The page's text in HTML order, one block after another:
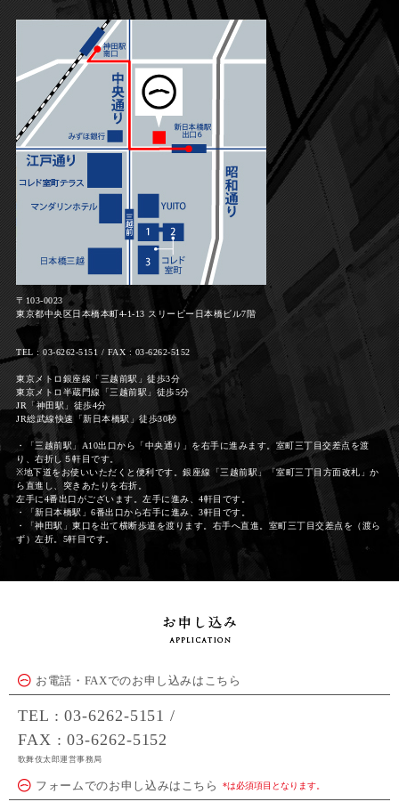
〒103-0023
東京都中央区日本橋本町4-1-13 スリーピー日本橋ビル7階
TEL : 03-6262-5151 / FAX : 03-6262-5152
東京メトロ銀座線「三越前駅」徒歩3分
東京メトロ半蔵門線「三越前駅」徒歩5分
JR「神田駅」徒歩4分
JR総武線快速「新日本橋駅」徒歩30秒
・「三越前駅」A10出口から「中央通り」を右手に進みます。室町三丁目交差点を渡
り、右折し５軒目です。
※地下道をお使いいただくと便利です。銀座線「三越前駅」「室町三丁目方面改札」か
ら直進し、突きあたりを右折。
左手に4番出口がございます。左手に進み、4軒目です。
・「新日本橋駅」6番出口から右手に進み、3軒目です。
・「神田駅」東口を出て横断歩道を渡ります。右手へ直進。室町三丁目交差点を（渡ら
ず）左折。5軒目です。
お電話・FAXでのお申し込みはこちら
TEL : 03-6262-5151 /
FAX : 03-6262-5152
歌舞伎太郎運営事務局
フォームでのお申し込みはこちら *は必須項目となります。